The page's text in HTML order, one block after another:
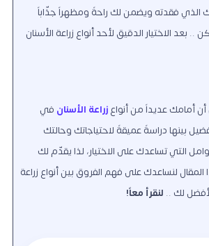
الذي فقدته ويضمن لك راحةً ومظهراً جذّاباً
.. بعد الاختيار الدقيق لأحد أنواع زراعة الأسنان
أن أمامك عديداً من أنواعزراعة الأسنان في
بينها دراسةً عميقةً لاحتياجاتك وحالتك
التي تساعدك على الاختيار، لذا يقدّم لك
المقال لنساعدك على فهم الفروق بين أنواع زراعة
لك .. لنقرأ معاً!